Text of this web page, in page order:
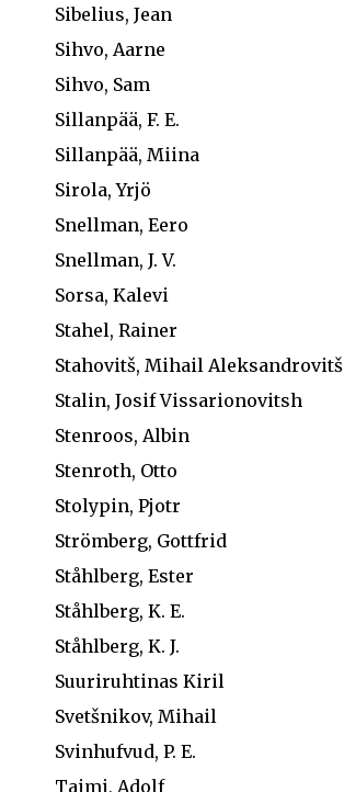
Sibelius, Jean
Sihvo, Aarne
Sihvo, Sam
Sillanpää, F. E.
Sillanpää, Miina
Sirola, Yrjö
Snellman, Eero
Snellman, J. V.
Sorsa, Kalevi
Stahel, Rainer
Stahovitš, Mihail Aleksandrovitš
Stalin, Josif Vissarionovitsh
Stenroos, Albin
Stenroth, Otto
Stolypin, Pjotr
Strömberg, Gottfrid
Ståhlberg, Ester
Ståhlberg, K. E.
Ståhlberg, K. J.
Suuriruhtinas Kiril
Svetšnikov, Mihail
Svinhufvud, P. E.
Taimi, Adolf